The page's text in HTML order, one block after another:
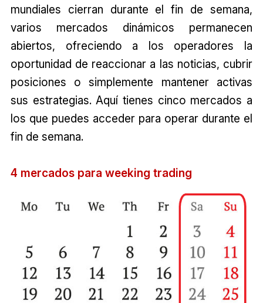
mundiales cierran durante el fin de semana,
varios mercados dinámicos permanecen
abiertos, ofreciendo a los operadores la
oportunidad de reaccionar a las noticias, cubrir
posiciones o simplemente mantener activas
sus estrategias. Aquí tienes cinco mercados a
los que puedes acceder para operar durante el
fin de semana.
4 mercados para weeking trading